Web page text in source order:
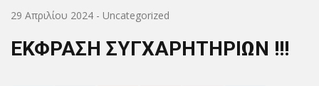
29 Απριλίου 2024 - Uncategorized
ΕΚΦΡΑΣΗ ΣΥΓΧΑΡΗΤΗΡΙΩΝ !!!